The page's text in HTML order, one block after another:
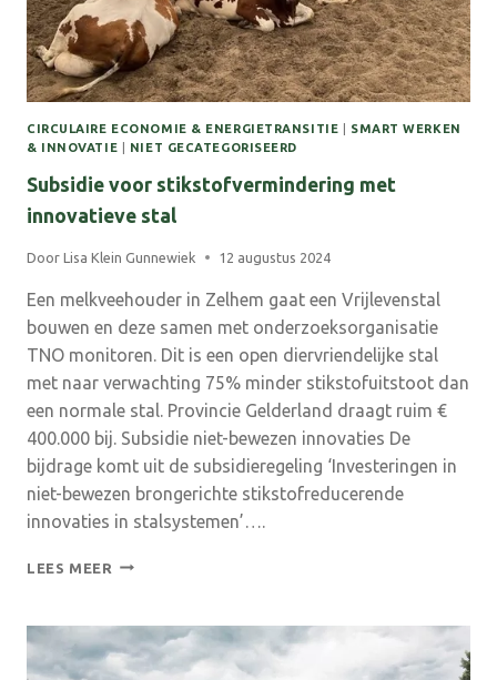
CIRCULAIRE ECONOMIE & ENERGIETRANSITIE
SMART WERKEN
& INNOVATIE
NIET GECATEGORISEERD
Subsidie voor stikstofvermindering met
innovatieve stal
Door Lisa Klein Gunnewiek 12 augustus 2024
Een melkveehouder in Zelhem gaat een Vrijlevenstal
bouwen en deze samen met onderzoeksorganisatie
TNO monitoren. Dit is een open diervriendelijke stal
met naar verwachting 75% minder stikstofuitstoot dan
een normale stal. Provincie Gelderland draagt ruim €
400.000 bij. Subsidie niet-bewezen innovaties De
bijdrage komt uit de subsidieregeling ‘Investeringen in
niet-bewezen brongerichte stikstofreducerende
innovaties in stalsystemen’….
LEES MEER SUBSIDIE
MET
INNOVATIEVE
STAL